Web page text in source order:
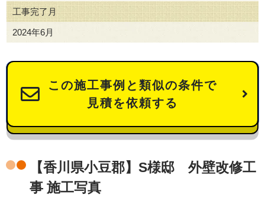
工事完了月
2024年6月
この施工事例と類似の条件で
見積を依頼する
【香川県小豆郡】S様邸 外壁改修工
事 施工写真